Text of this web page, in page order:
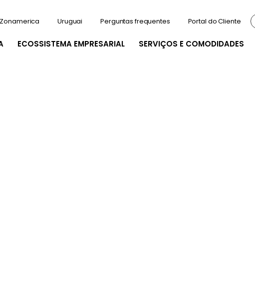
ECOSSISTEMA EMPRESARIAL SERVIÇOS E COMODIDADES
Uruguai Perguntas frequentes Portal do Cliente